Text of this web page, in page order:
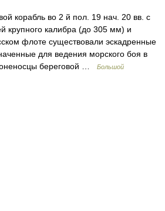
корабль во 2 й пол. 19 нач. 20 вв. с
крупного калибра (до 305 мм) и
флоте существовали эскадренные
для ведения морского боя в
береговой …
Большой